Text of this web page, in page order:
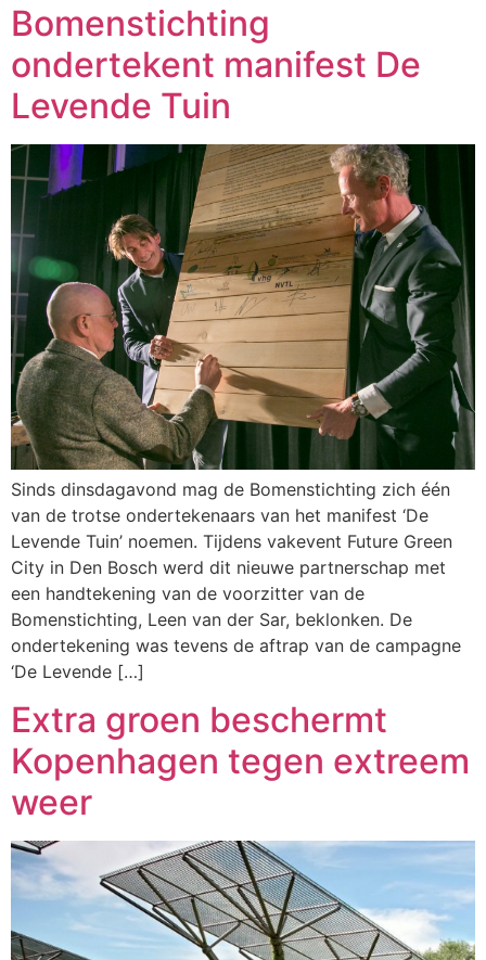
Bomenstichting
ondertekent manifest De
Levende Tuin
Sinds dinsdagavond mag de Bomenstichting zich één
van de trotse ondertekenaars van het manifest ‘De
Levende Tuin’ noemen. Tijdens vakevent Future Green
City in Den Bosch werd dit nieuwe partnerschap met
een handtekening van de voorzitter van de
Bomenstichting, Leen van der Sar, beklonken. De
ondertekening was tevens de aftrap van de campagne
‘De Levende […]
Extra groen beschermt
Kopenhagen tegen extreem
weer